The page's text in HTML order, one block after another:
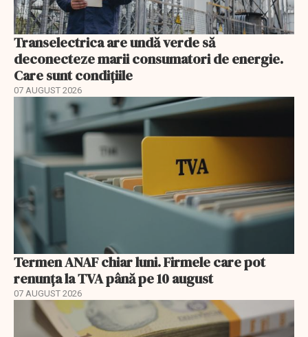
Transelectrica are undă verde să
deconecteze marii consumatori de energie.
Care sunt condițiile
07 AUGUST 2026
Termen ANAF chiar luni. Firmele care pot
renunța la TVA până pe 10 august
07 AUGUST 2026